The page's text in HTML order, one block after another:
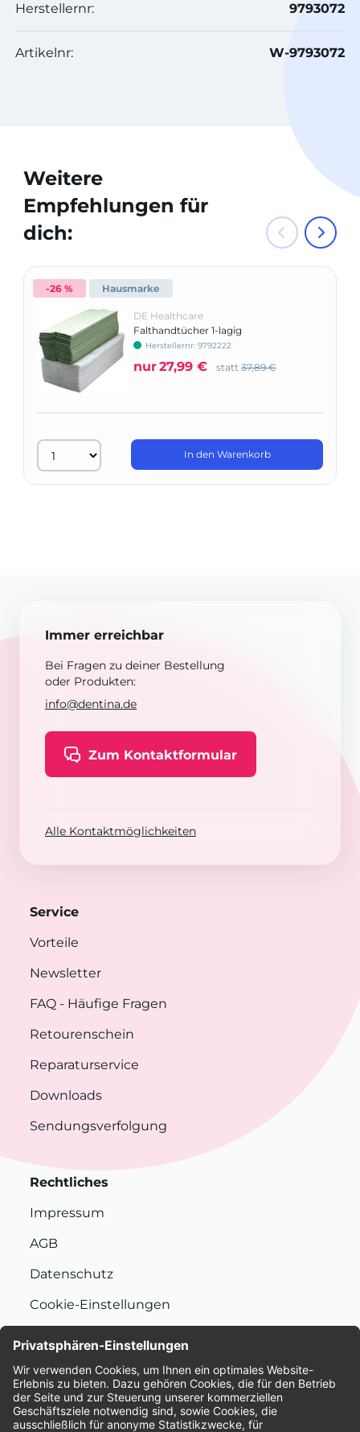
Herstellernr: 9793072
Artikelnr: W-9793072
Weitere
Empfehlungen für
dich:
-26 % Hausmarke
DE Healthcare
Falthandtücher 1-lagig
Herstellernr: 9792222
nur27,99 € statt 37,89 €
In den Warenkorb
Immer erreichbar
Bei Fragen zu deiner Bestellung
oder Produkten:
info@dentina.de
Zum Kontaktformular
Alle Kontaktmöglichkeiten
Service
Vorteile
Newsletter
FAQ - Häufige Fragen
Retourenschein
Reparaturservice
Downloads
Sendungsverfolgung
Rechtliches
Impressum
AGB
Datenschutz
Cookie-Einstellungen
Bewertungen